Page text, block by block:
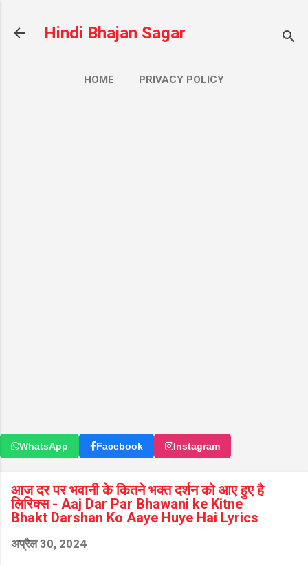
Hindi Bhajan Sagar
HOME PRIVACY POLICY
WhatsApp Facebook Instagram
आज दर पर भवानी के कितने भक्त दर्शन को आए हुए है
लिरिक्स - Aaj Dar Par Bhawani ke Kitne
Bhakt Darshan Ko Aaye Huye Hai Lyrics
अप्रैल 30, 2024